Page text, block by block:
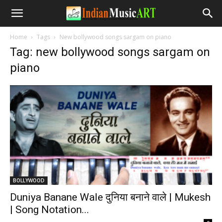
Home Tags New bollywood songs sargam on piano
Tag: new bollywood songs sargam on
piano
BOLLYWOOD
Duniya Banane Wale दुनिया बनाने वाले | Mukesh
| Song Notation...